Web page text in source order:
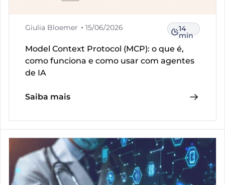
Giulia Bloemer 15/06/2026 14
min
Model Context Protocol (MCP): o que é,
como funciona e como usar com agentes
de IA
Saiba mais